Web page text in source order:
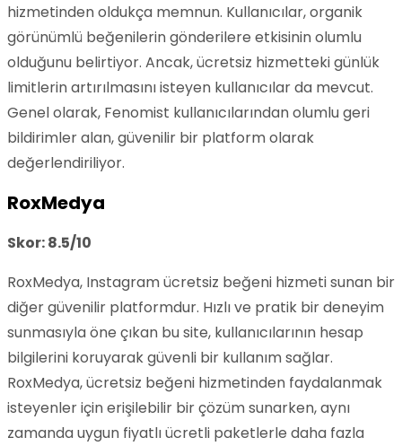
hizmetinden oldukça memnun. Kullanıcılar, organik
görünümlü beğenilerin gönderilere etkisinin olumlu
olduğunu belirtiyor. Ancak, ücretsiz hizmetteki günlük
limitlerin artırılmasını isteyen kullanıcılar da mevcut.
Genel olarak, Fenomist kullanıcılarından olumlu geri
bildirimler alan, güvenilir bir platform olarak
değerlendiriliyor.
RoxMedya
Skor: 8.5/10
RoxMedya, Instagram ücretsiz beğeni hizmeti sunan bir
diğer güvenilir platformdur. Hızlı ve pratik bir deneyim
sunmasıyla öne çıkan bu site, kullanıcılarının hesap
bilgilerini koruyarak güvenli bir kullanım sağlar.
RoxMedya, ücretsiz beğeni hizmetinden faydalanmak
isteyenler için erişilebilir bir çözüm sunarken, aynı
zamanda uygun fiyatlı ücretli paketlerle daha fazla